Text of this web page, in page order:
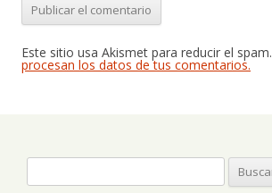
Este sitio usa Akismet para reducir el spam.
procesan los datos de tus comentarios.